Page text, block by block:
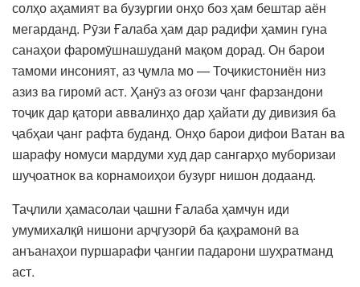
солҳо аҳамият ва бузургии онҳо боз ҳам бештар аён
мегарданд. Рӯзи Ғалаба ҳам дар радифи ҳамин гуна
санаҳои фаромӯшнашуданӣ мақом дорад. Он барои
тамоми инсоният, аз ҷумла мо — Тоҷикистониён низ
азиз ва гиромӣ аст. Ҳанӯз аз оғози ҷанг фарзандони
тоҷик дар қатори аввалинҳо дар ҳайати ду дивизия ба
ҷабҳаи ҷанг рафта буданд. Онҳо барои дифои Ватан ва
шарафу номуси мардуми худ дар сангарҳо муборизаи
шуҷоатнок ва корнамоиҳои бузург нишон додаанд.
Таҷлили ҳамасолаи ҷашни Ғалаба ҳамчун иди
умумихалқӣ нишони арҷгузорӣ ба қаҳрамонӣ ва
анъанаҳои пуршарафи ҷангии падарони шуҳратманд
аст.